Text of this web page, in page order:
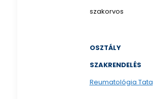
szakorvos
OSZTÁLY
SZAKRENDELÉS
Reumatológia Tata